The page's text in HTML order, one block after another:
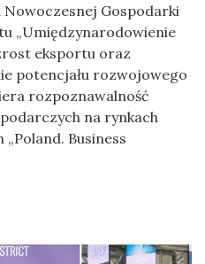
Nowoczesnej Gospodarki
„Umiędzynarodowienie
eksportu oraz
potencjału rozwojowego
rozpoznawalność
na rynkach
Business